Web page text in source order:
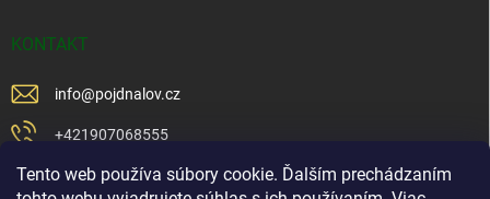
Tento web používa súbory cookie. Ďalším prechádzaním
KONTAKT
info@pojdnalov.cz
+421907068555
+421902479599